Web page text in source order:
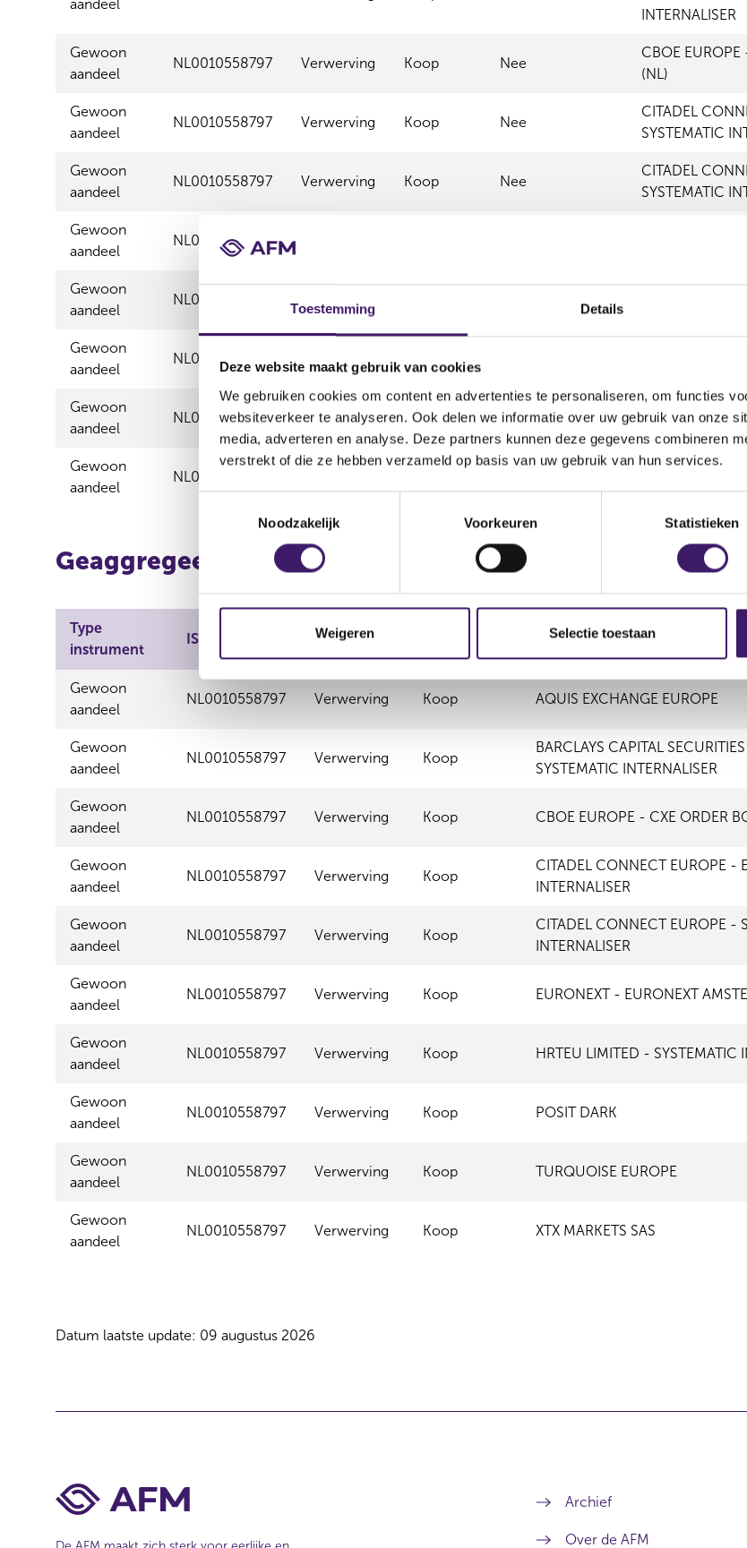
Toestemming Details
Deze website maakt gebruik van cookies
We gebruiken cookies om content en advertenties te personaliseren, om functies
websiteverkeer te analyseren. Ook delen we informatie over uw gebruik van onze
media, adverteren en analyse. Deze partners kunnen deze gegevens combineren
verstrekt of die ze hebben verzameld op basis van uw gebruik van hun services.
s
e
i
n
s
e
t
Noodzakelijk Voorkeuren Statistieken
Weigeren Selectie toestaan
aandeel
INTERNALISER
Gewoon
aandeel
NL0010558797 Verwerving Koop Nee
CBOE EUROPE
(NL)
Gewoon
aandeel
NL0010558797 Verwerving Koop Nee
CITADEL
SYSTEMATIC
Gewoon
aandeel
NL0010558797 Verwerving Koop Nee
CITADEL
SYSTEMATIC
Gewoon
aandeel
NL0010558797
Gewoon
aandeel
NL0010558797 Verwerving
HRTEU
Gewoon
aandeel
NL0010558797 Verwerving
Gewoon
aandeel
NL0010558797 Verwerving Koop Nee TURQUOISE
Gewoon
aandeel
NL0010558797
Geaggregeerde informatie
Type
instrument
ISIN
Aard
Plaats van handel
Gewoon
aandeel
NL0010558797 Verwerving Koop AQUIS EXCHANGE EUROPE
Gewoon
aandeel
NL0010558797 Verwerving Koop
BARCLAYS CAPITAL
SYSTEMATIC INTERNALISER
Gewoon
aandeel
NL0010558797 Verwerving Koop CBOE EUROPE - CXE ORDER
Gewoon
aandeel
NL0010558797 Verwerving Koop
CITADEL CONNECT EUROPE -
INTERNALISER
Gewoon
aandeel
NL0010558797 Verwerving Koop
CITADEL CONNECT EUROPE -
INTERNALISER
Gewoon
aandeel
NL0010558797 Verwerving Koop EURONEXT - EURONEXT
Gewoon
aandeel
NL0010558797 Verwerving Koop HRTEU LIMITED - SYSTEMATIC
Gewoon
aandeel
NL0010558797 Verwerving Koop POSIT DARK
Gewoon
aandeel
NL0010558797 Verwerving Koop TURQUOISE EUROPE
Gewoon
aandeel
NL0010558797 Verwerving Koop XTX MARKETS SAS
Datum laatste update: 09 augustus 2026
Archief
Over de AFM